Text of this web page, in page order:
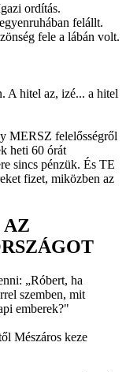
ordítás.
felállt.
fele a lábán volt.
A hitel az, izé... a hitel
MERSZ felelősségről
heti 60 órát
sincs pénzük. És TE
fizet, miközben az
AZ
„Róbert, ha
szemben, mit
emberek?"
Mészáros keze